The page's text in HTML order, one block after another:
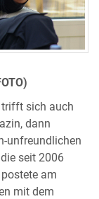
trifft sich auch
dann
unfreundlichen
seit 2006
am
mit dem